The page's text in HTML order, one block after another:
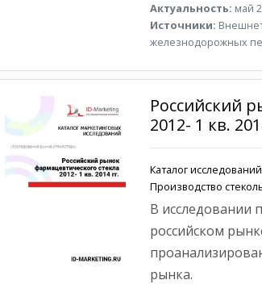
Актуальность: май
Источники:
железнодорожных
Российский
2012- 1 кв.
Каталог
Производство
В исследовании
российском
рынка.